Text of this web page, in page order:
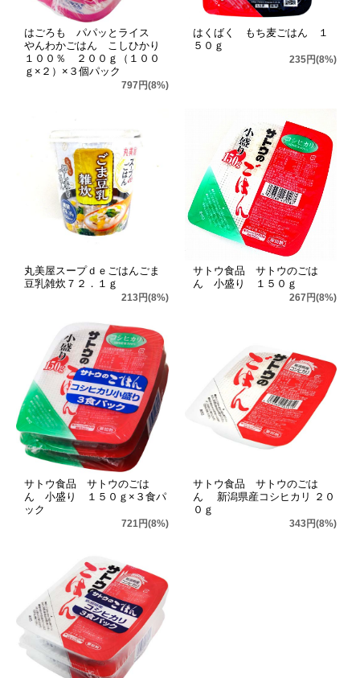
はごろも パパッとライス
やんわかごはん こしひかり
１００％ ２００ｇ（１００
ｇ×２）×３個パック
797円(8%)
はくばく もち麦ごはん １
５０ｇ
235円(8%)
丸美屋スープｄｅごはんごま
豆乳雑炊７２．１ｇ
213円(8%)
サトウ食品 サトウのごは
ん 小盛り １５０ｇ
267円(8%)
サトウ食品 サトウのごは
ん 小盛り １５０ｇ×３食パ
ック
721円(8%)
サトウ食品 サトウのごは
ん 新潟県産コシヒカリ ２０
０ｇ
343円(8%)